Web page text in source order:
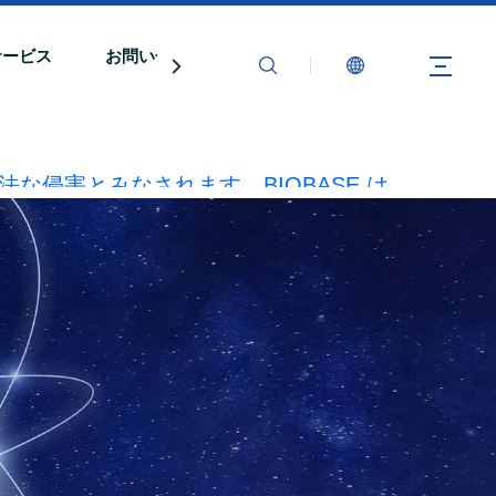
ビス お問い合わせ
な侵害とみなされます。BIOBASE は